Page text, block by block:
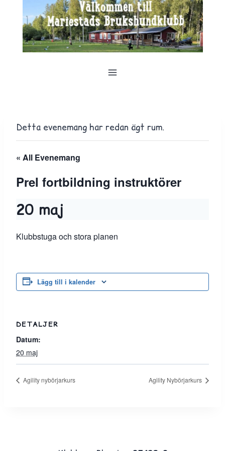
content
Detta evenemang har redan ägt rum.
« All Evenemang
Prel fortbildning instruktörer
20 maj
Klubbstuga och stora planen
Lägg till i kalender
DETALJER
Datum:
20 maj
Agility nybörjarkurs Agility Nybörjarkurs